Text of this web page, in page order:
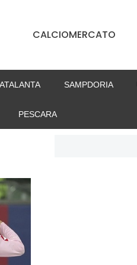
CALCIOMERCATO
SAMPDORIA
PESCARA